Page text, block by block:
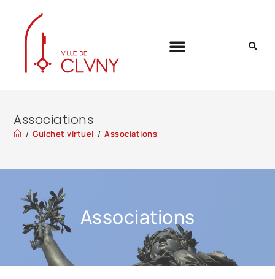
Associations
/ Guichet virtuel / Associations
Associations